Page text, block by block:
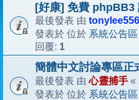
[好康] 免費 phpBB3
最後發表 由
發表於 位於 系統公告區
回覆: 1
簡體中文討論專區正
最後發表 由心靈捕手 «
發表於 位於 系統公告區